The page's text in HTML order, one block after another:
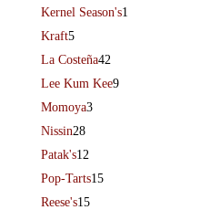
Kernel Season's1
Kraft5
La Costeña42
Lee Kum Kee9
Momoya3
Nissin28
Patak's12
Pop-Tarts15
Reese's15